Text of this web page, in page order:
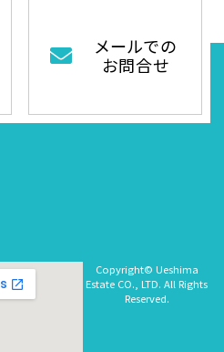
メールでの
お問合せ
Copyright© Ueshima
Estate CO., LTD. All Rights
Reserved.